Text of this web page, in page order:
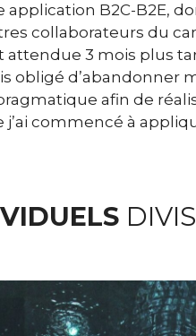
application B2C-B2E,
collaborateurs du
attendue 3 mois plus
obligé d’abandonner
afin de
j’ai commencé à